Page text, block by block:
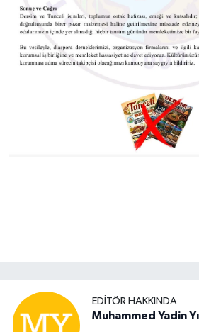
EDITÖR HAKKINDA
Muhammed Yadin